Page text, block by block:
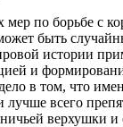
мер по борьбе с
быть
истории
и
в том, что
всего
верхушки